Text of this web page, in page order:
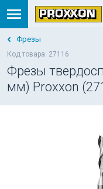
Фрезы
Код товара: 27116
Фрезы
мм) Proxxon